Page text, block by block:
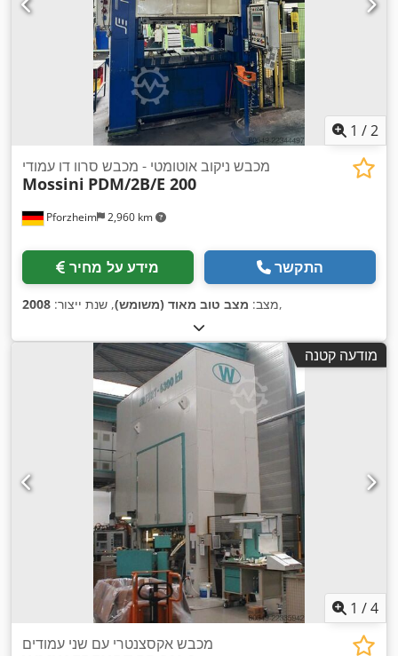
1 /2
Pforzheim 2,960 km
מכבש ניקוב אוטומטי - מכבש סרוו דו עמודי
Mossini PDM/2B/E 200
מידע על מחיר התקשר
מצב: מצב טוב מאוד (משומש), שנת ייצור: 2008 ,
מודעה קטנה
1 /4
מכבש אקסצנטרי עם שני עמודים